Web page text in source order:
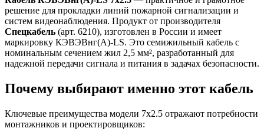
решение для прокладки линий пожарной сигнализации и
систем видеонаблюдения. Продукт от производителя
Спецкабель (арт. 6210), изготовлен в России и имеет
маркировку КЭВЭВнг(А)-LS. Это семижильный кабель с
номинальным сечением жил 2,5 мм², разработанный для
надежной передачи сигнала и питания в задачах безопасности.
Почему выбирают именно этот кабель
Ключевые преимущества модели 7х2.5 отражают потребности
монтажников и проектировщиков: